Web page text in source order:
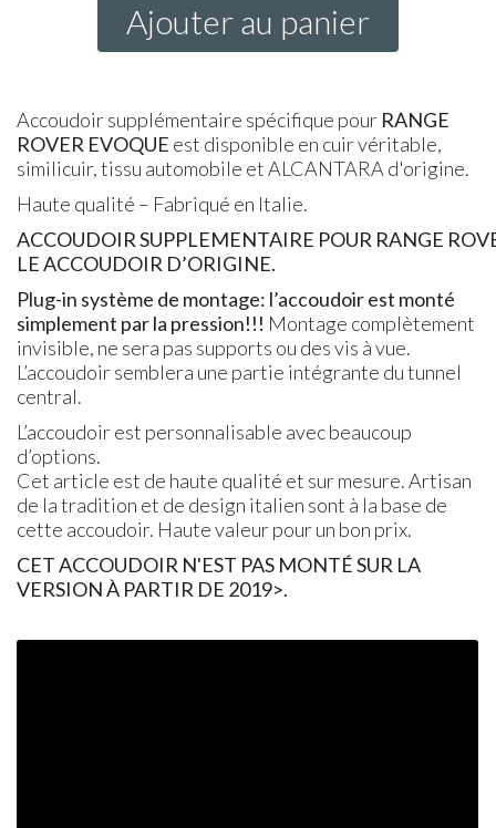
Ajouter au panier
Accoudoir supplémentaire spécifique pour RANGE
ROVER EVOQUE est disponible en cuir véritable,
similicuir, tissu automobile et ALCANTARA d'origine.
Haute qualité – Fabriqué en Italie.
ACCOUDOIR SUPPLEMENTAIRE POUR RANGE
LEACCOUDOIR D’ORIGINE.
Plug-in système de montage: l’accoudoir est monté
simplement par la pression!!! Montage complètement
invisible, ne sera pas supports ou des vis à vue.
L’accoudoir semblera une partie intégrante du tunnel
central.
L’accoudoir est personnalisable avec beaucoup
d’options.
Cet article est de haute qualité et sur mesure. Artisan
de la tradition et de design italien sont à la base de
cette accoudoir. Haute valeur pour un bon prix.
CET ACCOUDOIR N'EST PAS MONTÉ SUR LA
VERSION À PARTIR DE 2019>.